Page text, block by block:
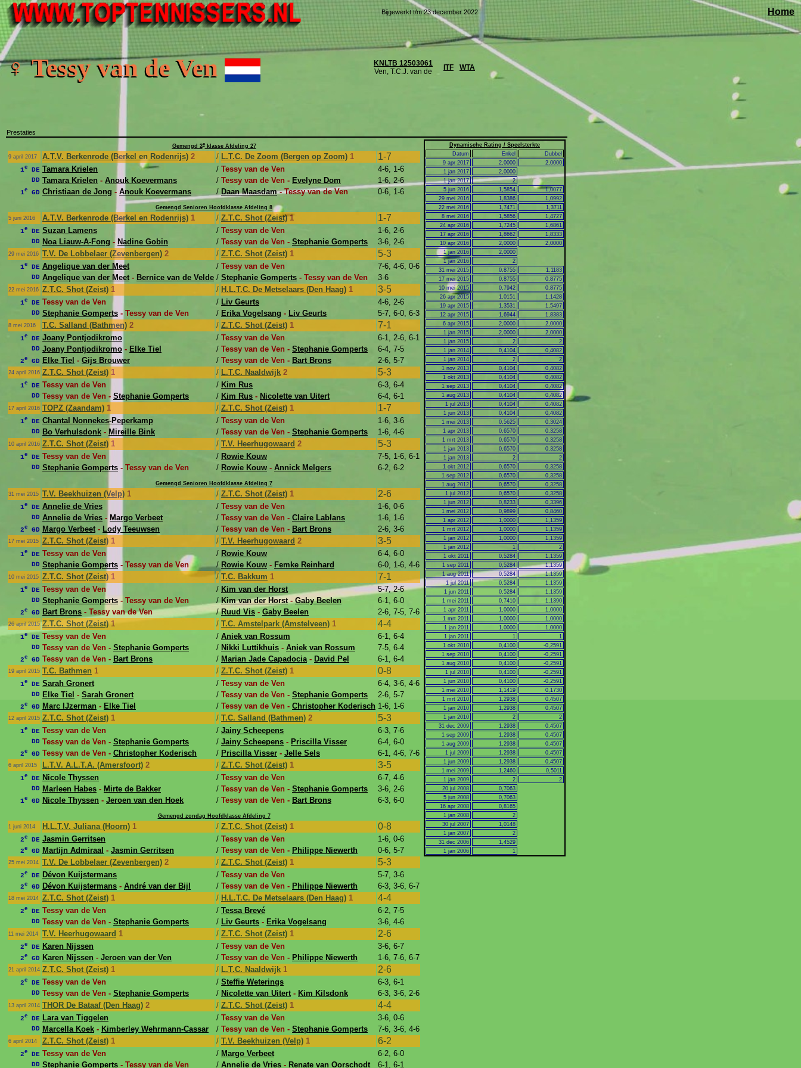
Bijgewerkt t/m 23 december 2022 Home
♀ Tessy van de Ven
KNLTB 12503061
Ven, T.C.J. van de
ITF WTA
Prestaties
Gemengd 2eklasse Afdeling 27
9 april 2017
A.T.V. Berkenrode (Berkel en Rodenrijs) 2 / L.T.C. De Zoom (Bergen op Zoom) 1 1-7
1e DE Tamara Krielen / Tessy van de Ven 4-6, 1-6
DD Tamara Krielen - Anouk Koevermans / Tessy van de Ven - Evelyne Dom 1-6, 2-6
1e GD Christiaan de Jong - Anouk Koevermans / Daan Maasdam- Tessy van de Ven 0-6, 1-6
Gemengd Senioren Hoofdklasse Afdeling 8
5 juni 2016
A.T.V. Berkenrode (Berkel en Rodenrijs) 1 / Z.T.C. Shot (Zeist)1 1-7
1e DE Suzan Lamens / Tessy van de Ven 1-6, 2-6
DD Noa Liauw-A-Fong - Nadine Gobin / Tessy van de Ven - Stephanie Gomperts 3-6, 2-6
29 mei 2016 T.V. De Lobbelaer (Zevenbergen) 2 / Z.T.C. Shot (Zeist) 1 5-3
1e DE Angelique van der Meet / Tessy van de Ven 7-6, 4-6, 0-6
DD Angelique van der Meet- Bernice van de Velde / Stephanie Gomperts - Tessy van de Ven 3-6
22 mei 2016 Z.T.C. Shot (Zeist) 1 / H.L.T.C. De Metselaars (Den Haag) 1 3-5
1e DE Tessy van de Ven / Liv Geurts 4-6, 2-6
DD Stephanie Gomperts - Tessy van de Ven / Erika Vogelsang - Liv Geurts 5-7, 6-0, 6-3
8 mei 2016 T.C. Salland (Bathmen) 2 / Z.T.C. Shot (Zeist) 1 7-1
1e DE Joany Pontjodikromo / Tessy van de Ven 6-1, 2-6, 6-1
DD Joany Pontjodikromo - Elke Tiel / Tessy van de Ven - Stephanie Gomperts 6-4, 7-5
2e GD Elke Tiel - Gijs Brouwer / Tessy van de Ven - Bart Brons 2-6, 5-7
24 april 2016 Z.T.C. Shot (Zeist) 1 / L.T.C. Naaldwijk 2 5-3
1e DE Tessy van de Ven / Kim Rus 6-3, 6-4
DD Tessy van de Ven - Stephanie Gomperts / Kim Rus - Nicolette van Uitert 6-4, 6-1
17 april 2016 TOPZ (Zaandam) 1 / Z.T.C. Shot (Zeist) 1 1-7
1e DE Chantal Nonnekes-Peperkamp / Tessy van de Ven 1-6, 3-6
DD Bo Verhulsdonk - Mireille Bink / Tessy van de Ven - Stephanie Gomperts 1-6, 4-6
10 april 2016 Z.T.C. Shot (Zeist) 1 / T.V. Heerhugowaard 2 5-3
1e DE Tessy van de Ven / Rowie Kouw 7-5, 1-6, 6-1
DD Stephanie Gomperts - Tessy van de Ven / Rowie Kouw - Annick Melgers 6-2, 6-2
Gemengd Senioren Hoofdklasse Afdeling 7
31 mei 2015 T.V. Beekhuizen (Velp) 1 / Z.T.C. Shot (Zeist) 1 2-6
1e DE Annelie de Vries / Tessy van de Ven 1-6, 0-6
DD Annelie de Vries - Margo Verbeet / Tessy van de Ven - Claire Lablans 1-6, 1-6
2e GD Margo Verbeet - Lody Teeuwsen / Tessy van de Ven - Bart Brons 2-6, 3-6
17 mei 2015 Z.T.C. Shot (Zeist) 1 / T.V. Heerhugowaard 2 3-5
1e DE Tessy van de Ven / Rowie Kouw 6-4, 6-0
DD Stephanie Gomperts - Tessy van de Ven / Rowie Kouw - Femke Reinhard 6-0, 1-6, 4-6
10 mei 2015 Z.T.C. Shot (Zeist) 1 / T.C. Bakkum 1 7-1
1e DE Tessy van de Ven / Kim van der Horst 5-7, 2-6
DD Stephanie Gomperts - Tessy van de Ven / Kim van der Horst-Gaby Beelen 6-1, 6-0
2e GD Bart Brons - Tessy van de Ven / Ruud Vis - Gaby Beelen 2-6, 7-5, 7-6
26 april 2015 Z.T.C. Shot (Zeist) 1 / T.C. Amstelpark (Amstelveen) 1 4-4
1e DE Tessy van de Ven / Aniek van Rossum 6-1, 6-4
DD Tessy van de Ven - Stephanie Gomperts / Nikki Luttikhuis - Aniek van Rossum 7-5, 6-4
2e GD Tessy van de Ven - Bart Brons / Marian Jade Capadocia- David Pel 6-1, 6-4
19 april 2015 T.C. Bathmen 1 / Z.T.C. Shot (Zeist) 1 0-8
1e DE Sarah Gronert / Tessy van de Ven 6-4, 3-6, 4-6
DD Elke Tiel - Sarah Gronert / Tessy van de Ven - Stephanie Gomperts 2-6, 5-7
2e GD Marc IJzerman - Elke Tiel / Tessy van de Ven - Christopher Koderisch 1-6, 1-6
12 april 2015 Z.T.C. Shot (Zeist) 1 / T.C. Salland (Bathmen) 2 5-3
1e DE Tessy van de Ven / Jainy Scheepens 6-3, 7-6
DD Tessy van de Ven - Stephanie Gomperts / Jainy Scheepens - Priscilla Visser 6-4, 6-0
2e GD Tessy van de Ven - Christopher Koderisch / Priscilla Visser - Jelle Sels 6-1, 4-6, 7-6
6 april 2015 L.T.V. A.L.T.A. (Amersfoort) 2 / Z.T.C. Shot (Zeist) 1 3-5
1e DE Nicole Thyssen / Tessy van de Ven 6-7, 4-6
DD Marleen Habes - Mirte de Bakker / Tessy van de Ven - Stephanie Gomperts 3-6, 2-6
1e GD Nicole Thyssen - Jeroen van den Hoek / Tessy van de Ven - Bart Brons 6-3, 6-0
Gemengd zondag Hoofdklasse Afdeling 7
1 juni 2014
H.L.T.V. Juliana (Hoorn) 1 / Z.T.C. Shot (Zeist) 1 0-8
2e DE Jasmin Gerritsen / Tessy van de Ven 1-6, 0-6
2e GD Martijn Admiraal - Jasmin Gerritsen / Tessy van de Ven - Philippe Niewerth 0-6, 5-7
25 mei 2014 T.V. De Lobbelaer (Zevenbergen) 2 / Z.T.C. Shot (Zeist) 1 5-3
2e DE Dévon Kuijstermans / Tessy van de Ven 5-7, 3-6
2e GD Dévon Kuijstermans - André van der Bijl / Tessy van de Ven - Philippe Niewerth 6-3, 3-6, 6-7
18 mei 2014 Z.T.C. Shot (Zeist) 1 / H.L.T.C. De Metselaars (Den Haag) 1 4-4
2e DE Tessy van de Ven / Tessa Brevé 6-2, 7-5
DD Tessy van de Ven - Stephanie Gomperts / Liv Geurts - Erika Vogelsang 3-6, 4-6
11 mei 2014 T.V. Heerhugowaard 1 / Z.T.C. Shot (Zeist) 1 2-6
2e DE Karen Nijssen / Tessy van de Ven 3-6, 6-7
2e GD Karen Nijssen - Jeroen van der Ven / Tessy van de Ven - Philippe Niewerth 1-6, 7-6, 6-7
21 april 2014 Z.T.C. Shot (Zeist) 1 / L.T.C. Naaldwijk 1 2-6
2e DE Tessy van de Ven / Steffie Weterings 6-3, 6-1
DD Tessy van de Ven - Stephanie Gomperts / Nicolette van Uitert- Kim Kilsdonk 6-3, 3-6, 2-6
13 april 2014 THOR De Bataaf (Den Haag) 2 / Z.T.C. Shot (Zeist) 1 4-4
2e DE Lara van Tiggelen / Tessy van de Ven 3-6, 0-6
DD Marcella Koek - Kimberley Wehrmann-Cassar / Tessy van de Ven - Stephanie Gomperts 7-6, 3-6, 4-6
6 april 2014 Z.T.C. Shot (Zeist) 1 / T.V. Beekhuizen (Velp) 1 6-2
2e DE Tessy van de Ven / Margo Verbeet 6-2, 6-0
DD Stephanie Gomperts - Tessy van de Ven / Annelie de Vries - Renate van Oorschodt 6-1, 6-1
Dynamische Rating / Speelsterkte
Datum
Enkel
Dubbel
9 apr 2017
2,0000
2,0000
1 jan 2017
2,0000
1 jan 2017
2
5 jun 2016
1,5854
1,0077
29 mei 2016
1,8386
1,0992
22 mei 2016
1,7471
1,3711
8 mei 2016
1,5856
1,4727
24 apr 2016
1,7245
1,6861
17 apr 2016
1,8662
1,8333
10 apr 2016
2,0000
2,0000
1 jan 2016
2,0000
1 jan 2016
2
31 mei 2015
0,8755
1,1183
17 mei 2015
0,8755
0,8775
10 mei 2015
0,7942
0,8775
26 apr 2015
1,0151
1,1428
19 apr 2015
1,3531
1,5497
12 apr 2015
1,6944
1,8383
6 apr 2015
2,0000
2,0000
1 jan 2015
2,0000
2,0000
1 jan 2015
2
2
1 jan 2014
0,4104
0,4082
1 jan 2014
2
2
1 nov 2013
0,4104
0,4082
1 okt 2013
0,4104
0,4082
1 sep 2013
0,4104
0,4082
1 aug 2013
0,4104
0,4082
1 jul 2013
0,4104
0,4082
1 jun 2013
0,4104
0,4082
1 mei 2013
0,5625
0,3024
1 apr 2013
0,6570
0,3258
1 mrt 2013
0,6570
0,3258
1 jan 2013
0,6570
0,3258
1 jan 2013
2
2
1 okt 2012
0,6570
0,3258
1 sep 2012
0,6570
0,3258
1 aug 2012
0,6570
0,3258
1 jul 2012
0,6570
0,3258
1 jun 2012
0,8233
0,3396
1 mei 2012
0,9899
0,8460
1 apr 2012
1,0000
1,1359
1 mrt 2012
1,0000
1,1359
1 jan 2012
1,0000
1,1359
1 jan 2012
1
2
1 okt 2011
0,5284
1,1359
1 sep 2011
0,5284
1,1359
1 aug 2011
0,5284
1,1359
1 jul 2011
0,5284
1,1359
1 jun 2011
0,5284
1,1359
1 mei 2011
0,7410
1,1390
1 apr 2011
1,0000
1,0000
1 mrt 2011
1,0000
1,0000
1 jan 2011
1,0000
1,0000
1 jan 2011
1
1
1 okt 2010
0,4100
-0,2591
1 sep 2010
0,4100
-0,2591
1 aug 2010
0,4100
-0,2591
1 jul 2010
0,4100
-0,2591
1 jun 2010
0,4100
-0,2591
1 mei 2010
1,1419
0,1730
1 mrt 2010
1,2938
0,4507
1 jan 2010
1,2938
0,4507
1 jan 2010
2
2
31 dec 2009
1,2938
0,4507
1 sep 2009
1,2938
0,4507
1 aug 2009
1,2938
0,4507
1 jul 2009
1,2938
0,4507
1 jun 2009
1,2938
0,4507
1 mei 2009
1,2460
0,5011
1 jan 2009
2
2
20 jul 2008
0,7063
5 jun 2008
0,7063
16 apr 2008
0,8165
1 jan 2008
2
30 jul 2007
1,0148
1 jan 2007
2
31 dec 2006
1,4529
1 jan 2006
1